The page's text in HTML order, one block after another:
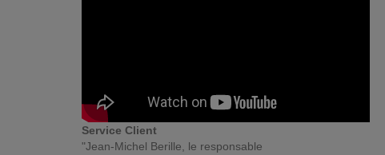
Service Client
"Jean-Michel Berille, le responsable